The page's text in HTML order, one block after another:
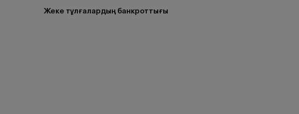
Жеке тұлғалардың банкроттығы